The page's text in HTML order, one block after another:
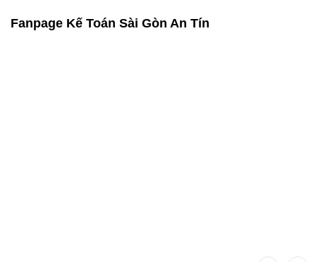
Fanpage Kế Toán Sài Gòn An Tín